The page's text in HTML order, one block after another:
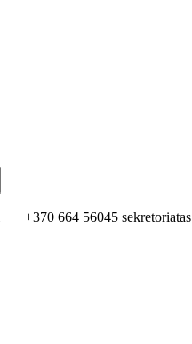
+370 664 56045 sekretoriatas